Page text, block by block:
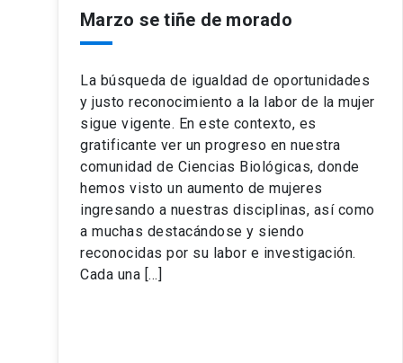
Marzo se tiñe de morado
La búsqueda de igualdad de oportunidades
y justo reconocimiento a la labor de la mujer
sigue vigente. En este contexto, es
gratificante ver un progreso en nuestra
comunidad de Ciencias Biológicas, donde
hemos visto un aumento de mujeres
ingresando a nuestras disciplinas, así como
a muchas destacándose y siendo
reconocidas por su labor e investigación.
Cada una […]